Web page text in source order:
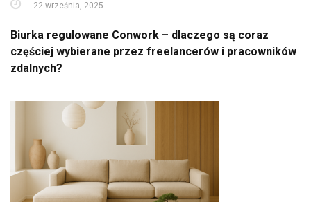
22 września, 2025
Biurka regulowane Conwork – dlaczego są coraz
częściej wybierane przez freelancerów i pracowników
zdalnych?